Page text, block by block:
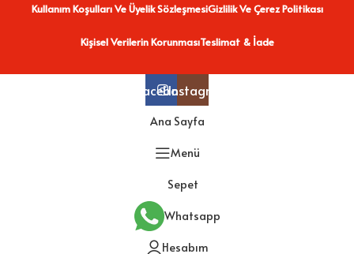
Kullanım Koşulları Ve Üyelik SözleşmesiGizlilik Ve Çerez Politikası
Kişisel Verilerin KorunmasıTeslimat & İade
FacebookInstagram
Ana Sayfa
Menü
Sepet
Whatsapp
Hesabım